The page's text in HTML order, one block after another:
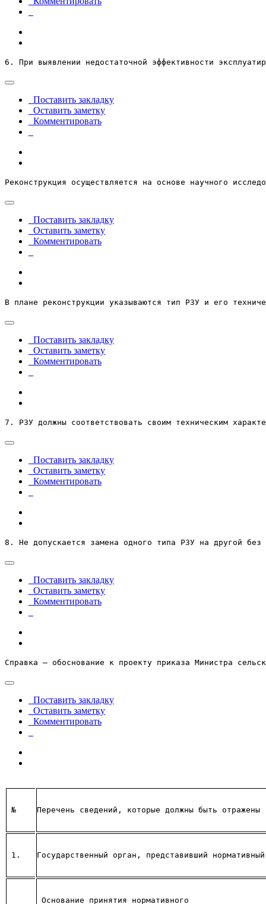
6. При выявлении недостаточной эффективности
Поставить закладку
Оставить заметку
Комментировать
Реконструкция осуществляется на основе научного
Поставить закладку
Оставить заметку
Комментировать
В плане реконструкции указываются тип РЗУ и его
Поставить закладку
Оставить заметку
Комментировать
7. РЗУ должны соответствовать своим техническим
Поставить закладку
Оставить заметку
Комментировать
8. Не допускается замена одного типа РЗУ на другой без
Поставить закладку
Оставить заметку
Комментировать
Справка – обоснование к проекту приказа Министра
Поставить закладку
Оставить заметку
Комментировать
№ Перечень сведений, которые должны быть отражены
1. Государственный орган, представивший
Основание принятия нормативного